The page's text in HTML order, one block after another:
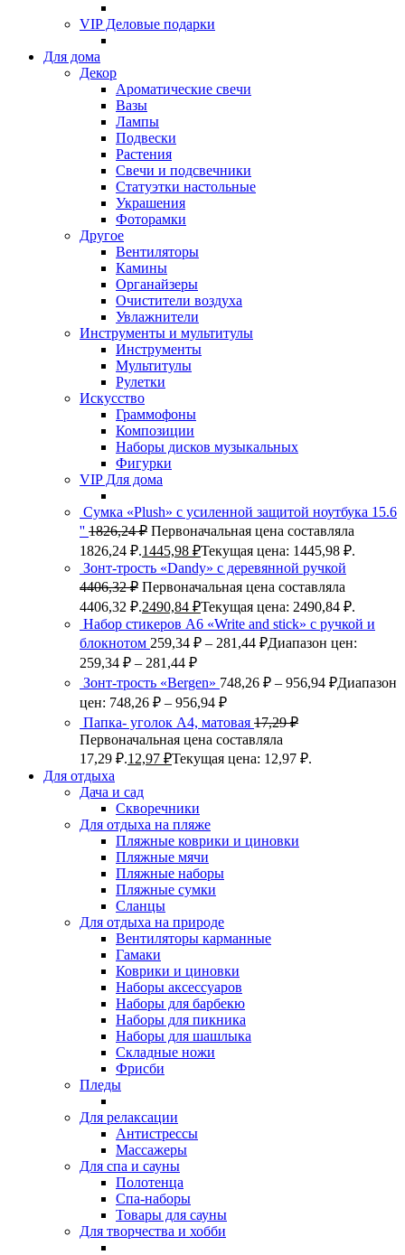
VIP Деловые подарки
Для дома
Декор
Ароматические свечи
Вазы
Лампы
Подвески
Растения
Свечи и подсвечники
Статуэтки настольные
Украшения
Фоторамки
Другое
Вентиляторы
Камины
Органайзеры
Очистители воздуха
Увлажнители
Инструменты и мультитулы
Инструменты
Мультитулы
Рулетки
Искусство
Граммофоны
Композиции
Наборы дисков музыкальных
Фигурки
VIP Для дома
Сумка «Plush» c усиленной защитой ноутбука 15.6
'' 1826,24₽ Первоначальная цена составляла
1826,24 ₽.1445,98 ₽Текущая цена: 1445,98 ₽.
Зонт-трость «Dandy» с деревянной ручкой
4406,32₽ Первоначальная цена составляла
4406,32 ₽.2490,84 ₽Текущая цена: 2490,84 ₽.
Набор стикеров А6 «Write and stick» с ручкой и
блокнотом 259,34 ₽ – 281,44 ₽Диапазон цен:
259,34 ₽ – 281,44 ₽
Зонт-трость «Bergen» 748,26 ₽ – 956,94 ₽Диапазон
цен: 748,26 ₽ – 956,94 ₽
Папка- уголок А4, матовая 17,29₽
Первоначальная цена составляла
17,29 ₽.12,97 ₽Текущая цена: 12,97 ₽.
Для отдыха
Дача и сад
Скворечники
Для отдыха на пляже
Пляжные коврики и циновки
Пляжные мячи
Пляжные наборы
Пляжные сумки
Сланцы
Для отдыха на природе
Вентиляторы карманные
Гамаки
Коврики и циновки
Наборы аксессуаров
Наборы для барбекю
Наборы для пикника
Наборы для шашлыка
Складные ножи
Фрисби
Пледы
Для релаксации
Антистрессы
Массажеры
Для спа и сауны
Полотенца
Спа-наборы
Товары для сауны
Для творчества и хобби